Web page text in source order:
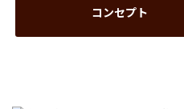
コンセプト